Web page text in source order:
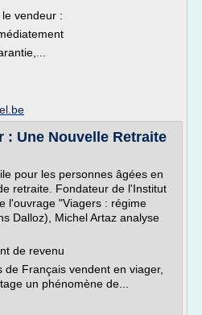
vendeur :
: Une Nouvelle Retraite
pour les personnes âgées en
retraite. Fondateur de l'Institut
l'ouvrage "Viagers : régime
Dalloz), Michel Artaz analyse
de revenu
Français vendent en viager,
un phénomène de...